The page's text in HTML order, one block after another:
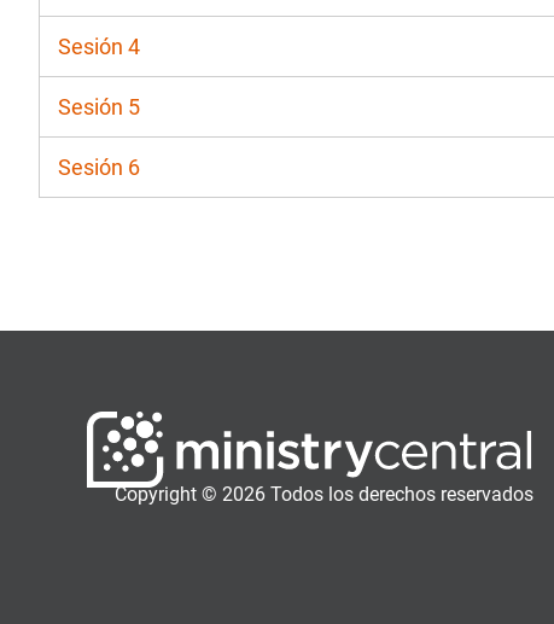
Sesión 4
Sesión 5
Sesión 6
Copyright © 2026 Todos los derechos reservados